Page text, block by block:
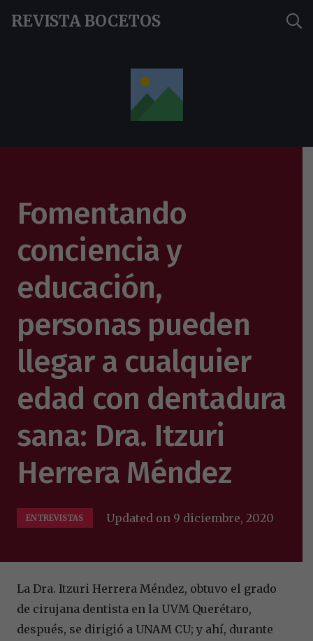
REVISTA BOCETOS
Fomentando
conciencia y
educación,
personas pueden
llegar a cualquier
edad con dentadura
sana: Dra. Itzuri
Herrera Méndez
ENTREVISTAS Updated on 9 diciembre, 2020
La Dra. Itzuri Herrera Méndez, obtuvo el grado
de cirujana dentista en la UVM Querétaro,
después, se dirigió a UNAM CU; y ahí, durante